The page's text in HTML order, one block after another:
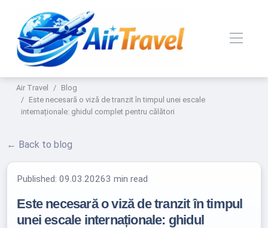
Air Travel
Blog
Este necesară o viză de tranzit în timpul unei escale
internaționale: ghidul complet pentru călători
← Back to blog
Published:09.03.20263 min read
Este necesară o viză de tranzit în timpul
unei escale internaționale: ghidul